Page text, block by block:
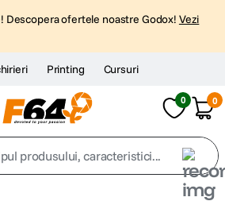
Descopera ofertele noastre Godox! Vezi
Printing Cursuri
0 0
caracteristici...